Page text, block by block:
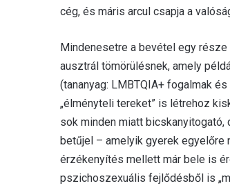
cég, és máris arcul csapja a
Mindenesetre a bevétel egy
ausztrál tömörülésnek, amely
(tananyag: LMBTQIA+ fogalmak
„élményteli tereket” is létrehoz
sok minden miatt bicskanyitogató,
betűjel – amelyik gyerek egyelőre
érzékenyítés mellett már bele is
pszichoszexuális fejlődésből is